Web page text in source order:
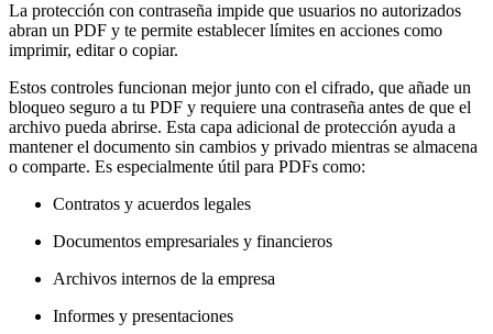
La protección con contraseña impide que usuarios no autorizados
abran un PDF y te permite establecer límites en acciones como
imprimir, editar o copiar.
Estos controles funcionan mejor junto con el cifrado, que añade un
bloqueo seguro a tu PDF y requiere una contraseña antes de que el
archivo pueda abrirse. Esta capa adicional de protección ayuda a
mantener el documento sin cambios y privado mientras se almacena
o comparte. Es especialmente útil para PDFs como:
Contratos y acuerdos legales
Documentos empresariales y financieros
Archivos internos de la empresa
Informes y presentaciones